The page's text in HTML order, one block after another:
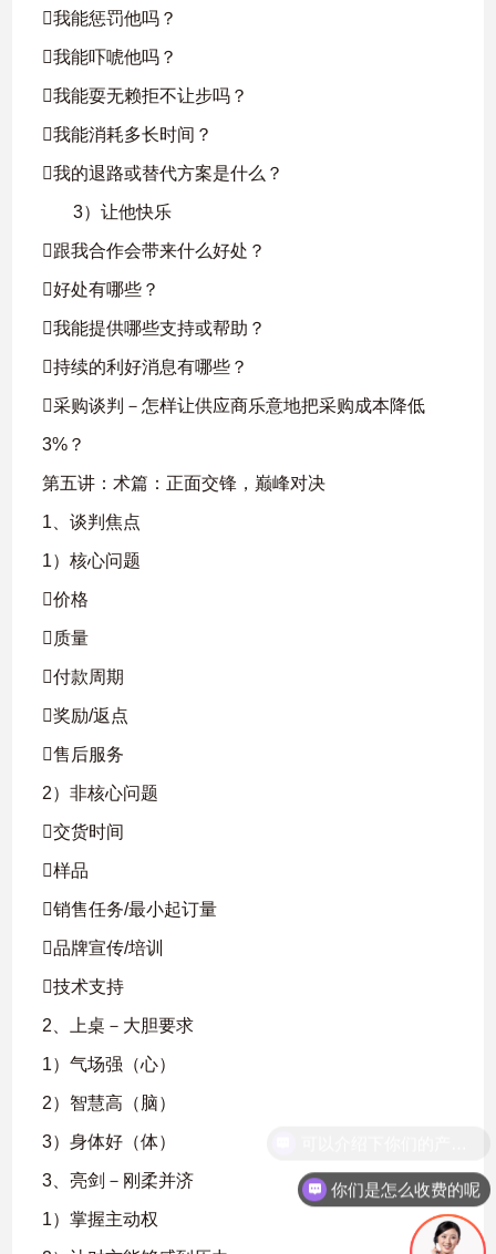
我能惩罚他吗？
我能吓唬他吗？
我能耍无赖拒不让步吗？
我能消耗多长时间？
我的退路或替代方案是什么？
3）让他快乐
跟我合作会带来什么好处？
好处有哪些？
我能提供哪些支持或帮助？
持续的利好消息有哪些？
采购谈判－怎样让供应商乐意地把采购成本降低
3%？
第五讲：术篇：正面交锋，巅峰对决
1、谈判焦点
1）核心问题
价格
质量
付款周期
奖励/返点
售后服务
2）非核心问题
交货时间
样品
销售任务/最小起订量
品牌宣传/培训
技术支持
2、上桌－大胆要求
1）气场强（心）
2）智慧高（脑）
3）身体好（体）
3、亮剑－刚柔并济
1）掌握主动权
你们是怎么收费的呢